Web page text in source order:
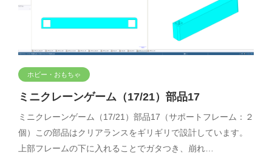
ホビー・おもちゃ
ミニクレーンゲーム（17/21）部品17
ミニクレーンゲーム（17/21）部品17（サポートフレーム：２
個）この部品はクリアランスをギリギリで設計しています。
上部フレームの下に入れることでガタつき、崩れ…